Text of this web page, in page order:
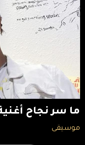
ما سر نجاح
موسيقى